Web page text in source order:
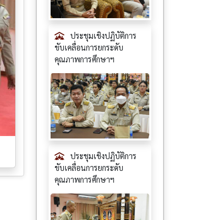
ประชุมเชิงปฏิบัติการ
ขับเคลื่อนการยกระดับ
คุณภาพการศึกษาฯ
ประชุมเชิงปฏิบัติการ
ขับเคลื่อนการยกระดับ
คุณภาพการศึกษาฯ